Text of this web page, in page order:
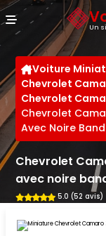
Un
Voiture
Chevrolet
Chevrolet
Chevrolet
Avec Noire
Chevrolet
avec noire
5.0 (52 avis)
Panneau de gestion des cookies